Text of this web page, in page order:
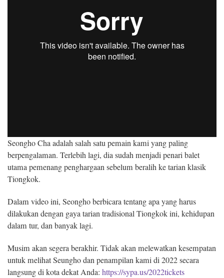
Seongho Cha adalah salah satu pemain kami yang paling
berpengalaman. Terlebih lagi, dia sudah menjadi penari balet
utama pemenang penghargaan sebelum beralih ke tarian klasik
Tiongkok.
Dalam video ini, Seongho berbicara tentang apa yang harus
dilakukan dengan gaya tarian tradisional Tiongkok ini, kehidupan
dalam tur, dan banyak lagi.
Musim akan segera berakhir. Tidak akan melewatkan kesempatan
untuk melihat Seungho dan penampilan kami di 2022 secara
langsung di kota dekat Anda: https://sypa.us/2022tickets